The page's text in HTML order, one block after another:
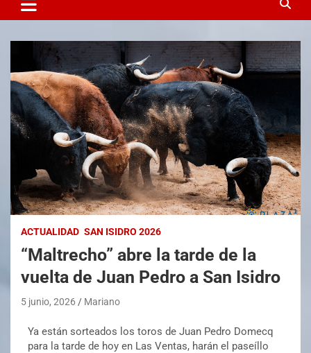
ACTUALIDAD SAN ISIDRO 2026
“Maltrecho” abre la tarde de la
vuelta de Juan Pedro a San Isidro
5 junio, 2026 Mariano
Ya están sorteados los toros de Juan Pedro Domecq
para la tarde de hoy en Las Ventas, harán el paseíllo